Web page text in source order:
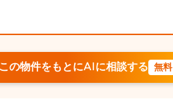
の物件をもとにAIに相談する 無料